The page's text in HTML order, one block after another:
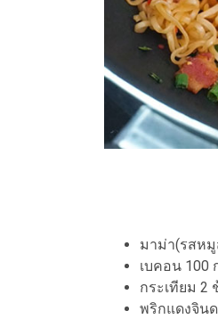
มาม่า(รสห
เบคอน 100
กระเทียม 2
พริกแดงจิน